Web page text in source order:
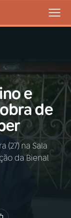
VIVO
e
de
(27) na Sala
da Bienal